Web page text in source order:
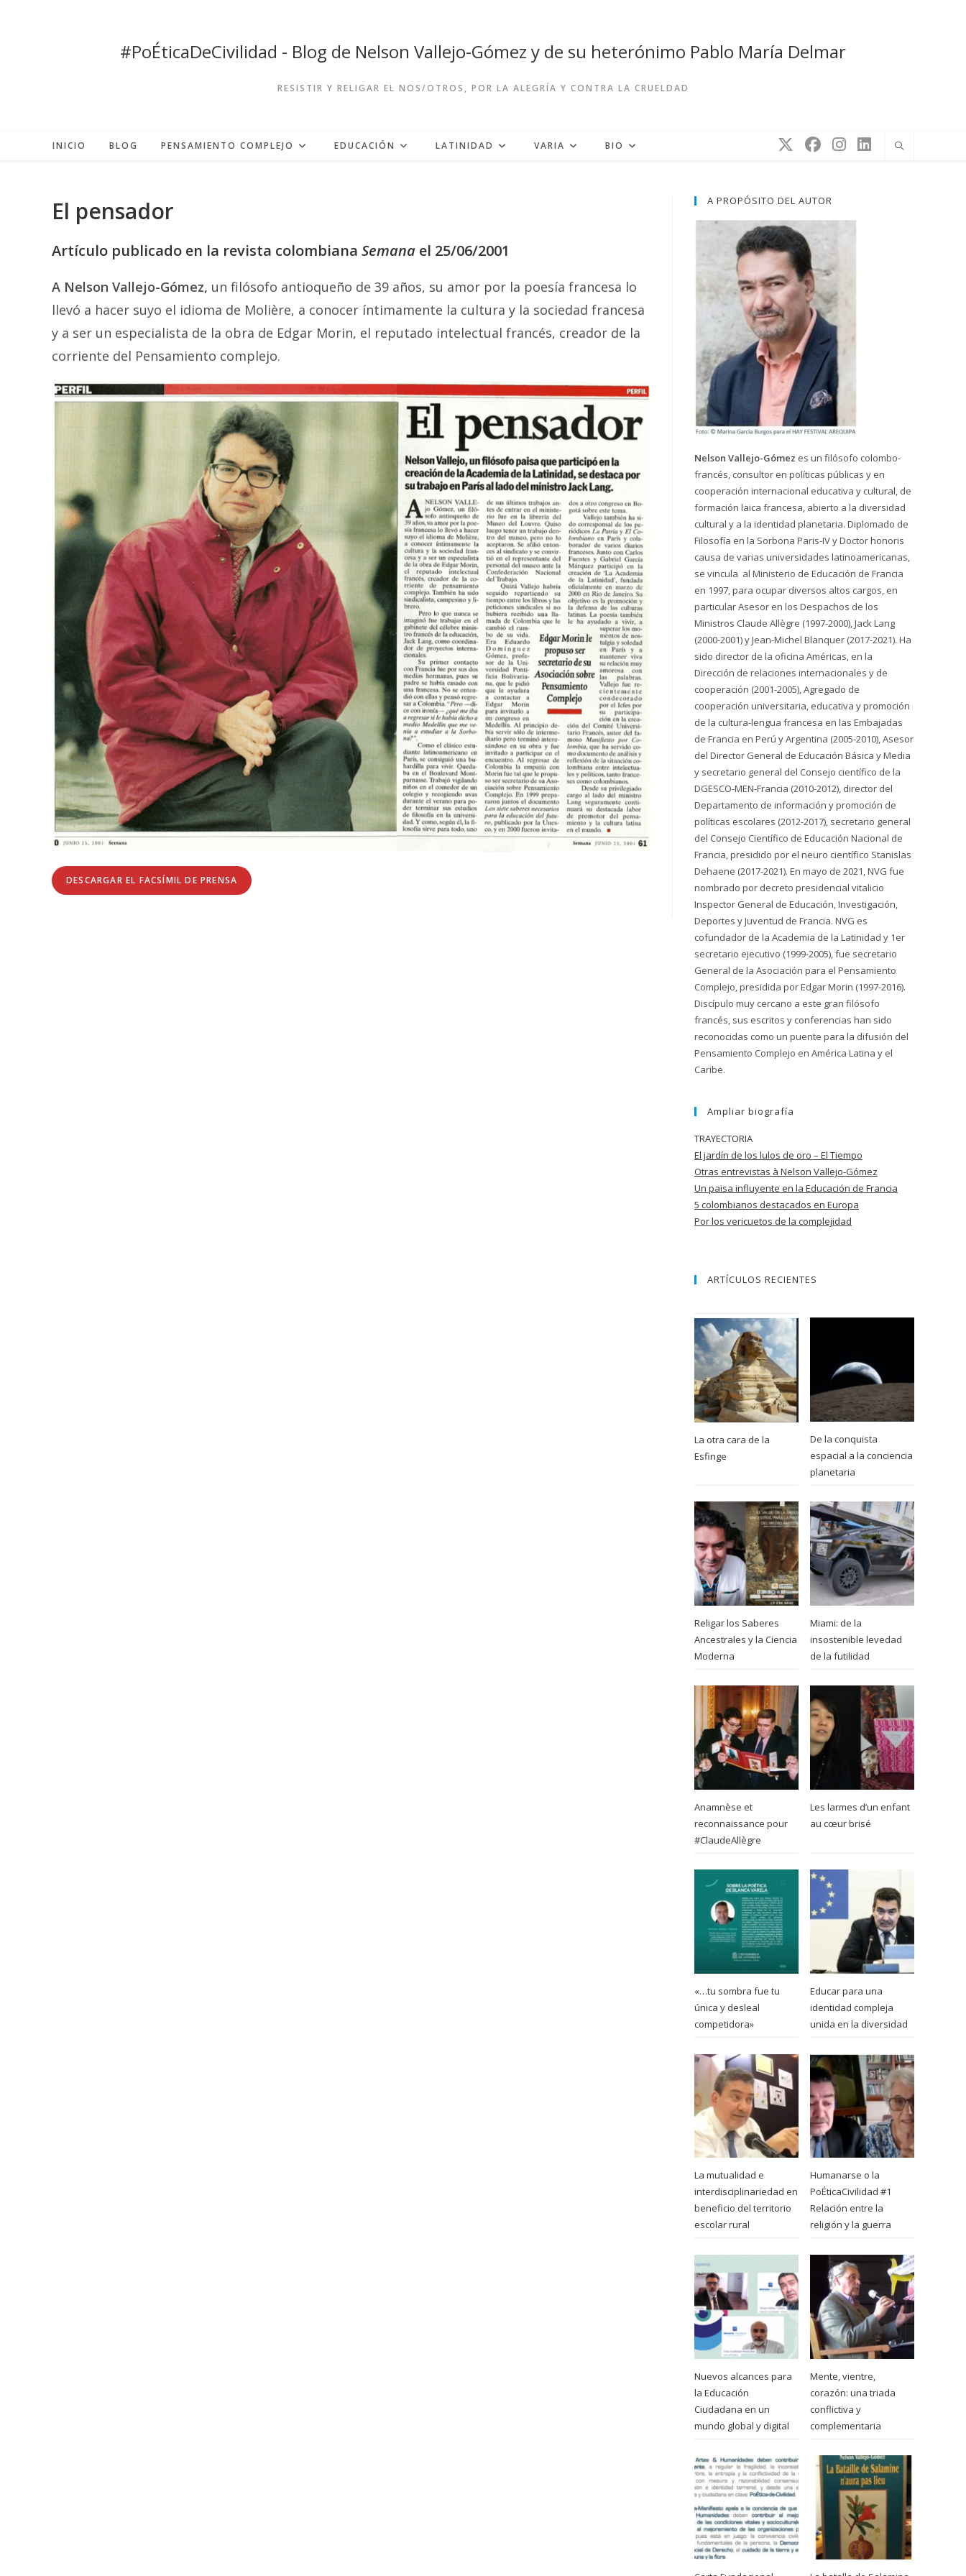
#PoÉticaDeCivilidad - Blog de Nelson Vallejo-Gómez y de su heterónimo Pablo María Delmar
RESISTIR Y RELIGAR EL NOS/OTROS, POR LA ALEGRÍA Y CONTRA LA CRUELDAD
INICIO BLOG PENSAMIENTO COMPLEJO EDUCACIÓN LATINIDAD VARIA BIO
El pensador
Artículo publicado en la revista colombiana Semana el 25/06/2001
A Nelson Vallejo-Gómez, un filósofo antioqueño de 39 años, su amor por la poesía francesa lo
llevó a hacer suyo el idioma de Molière, a conocer íntimamente la cultura y la sociedad francesa
y a ser un especialista de la obra de Edgar Morin, el reputado intelectual francés, creador de la
corriente del Pensamiento complejo.
DESCARGAR EL FACSÍMIL DE PRENSA
A PROPÓSITO DEL AUTOR
Nelson Vallejo-Gómez es un filósofo colombo-
francés, consultor en políticas públicas y en
cooperación internacional educativa y cultural, de
formación laica francesa, abierto a la diversidad
cultural y a la identidad planetaria. Diplomado de
Filosofía en la Sorbona Paris-IV y Doctor honoris
causa de varias universidades latinoamericanas,
se vincula al Ministerio de Educación de Francia
en 1997, para ocupar diversos altos cargos, en
particular Asesor en los Despachos de los
Ministros Claude Allègre (1997-2000), Jack Lang
(2000-2001) y Jean-Michel Blanquer (2017-2021). Ha
sido director de la oficina Américas, en la
Dirección de relaciones internacionales y de
cooperación (2001-2005), Agregado de
cooperación universitaria, educativa y promoción
de la cultura-lengua francesa en las Embajadas
de Francia en Perú y Argentina (2005-2010), Asesor
del Director General de Educación Básica y Media
y secretario general del Consejo científico de la
DGESCO-MEN-Francia (2010-2012), director del
Departamento de información y promoción de
políticas escolares (2012-2017), secretario general
del Consejo Científico de Educación Nacional de
Francia, presidido por el neuro científico Stanislas
Dehaene (2017-2021). En mayo de 2021, NVG fue
nombrado por decreto presidencial vitalicio
Inspector General de Educación, Investigación,
Deportes y Juventud de Francia. NVG es
cofundador de la Academia de la Latinidad y 1er
secretario ejecutivo (1999-2005), fue secretario
General de la Asociación para el Pensamiento
Complejo, presidida por Edgar Morin (1997-2016).
Discípulo muy cercano a este gran filósofo
francés, sus escritos y conferencias han sido
reconocidas como un puente para la difusión del
Pensamiento Complejo en América Latina y el
Caribe.
Ampliar biografía
TRAYECTORIA
El jardín de los lulos de oro – El Tiempo
Otras entrevistas à Nelson Vallejo-Gómez
Un paisa influyente en la Educación de Francia
5 colombianos destacados en Europa
Por los vericuetos de la complejidad
ARTÍCULOS RECIENTES
La otra cara de la
Esfinge
De la conquista
espacial a la conciencia
planetaria
Religar los Saberes
Ancestrales y la Ciencia
Moderna
Miami: de la
insostenible levedad
de la futilidad
Anamnèse et
reconnaissance pour
#ClaudeAllègre
Les larmes d’un enfant
au cœur brisé
«…tu sombra fue tu
única y desleal
competidora»
Educar para una
identidad compleja
unida en la diversidad
La mutualidad e
interdisciplinariedad en
beneficio del territorio
escolar rural
Humanarse o la
PoÉticaCivilidad #1
Relación entre la
religión y la guerra
Nuevos alcances para
la Educación
Ciudadana en un
mundo global y digital
Mente, vientre,
corazón: una triada
conflictiva y
complementaria